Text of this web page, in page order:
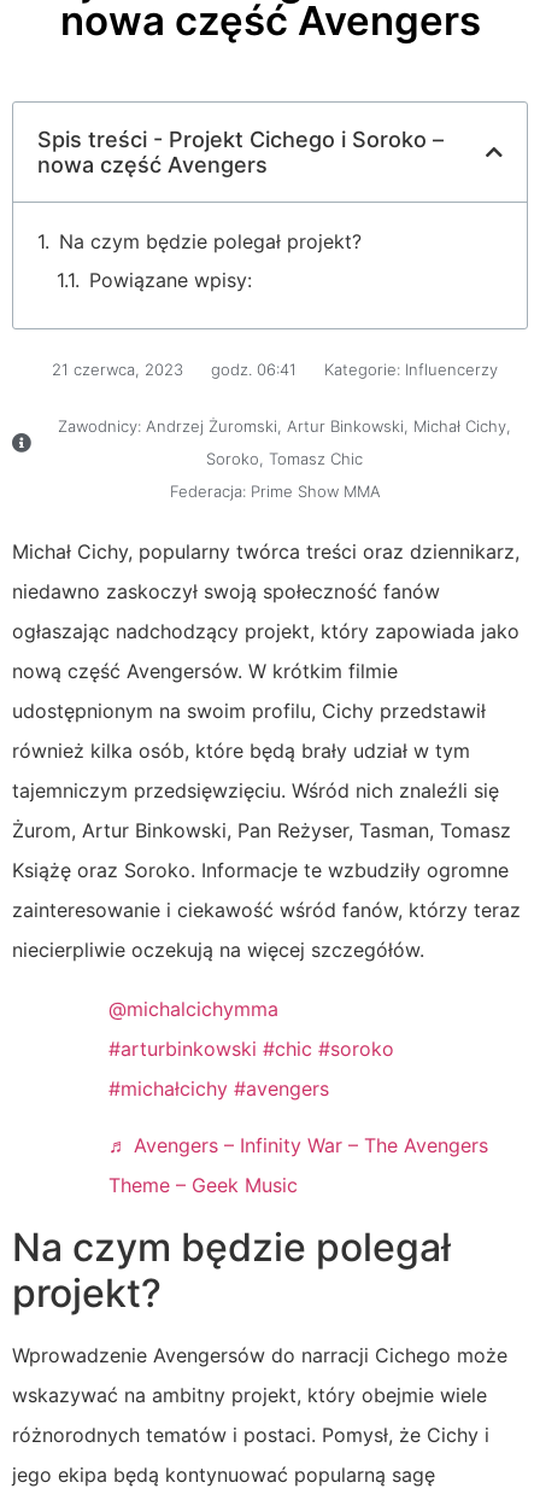
nowa część Avengers
Spis treści - Projekt Cichego i Soroko –
nowa część Avengers
Na czym będzie polegał projekt?
Powiązane wpisy:
21 czerwca, 2023 godz. 06:41 Kategorie: Influencerzy
Zawodnicy: Andrzej Żuromski Artur Binkowski Michał Cichy
Soroko Tomasz Chic
Federacja: Prime Show MMA
Michał Cichy, popularny twórca treści oraz dziennikarz,
niedawno zaskoczył swoją społeczność fanów
ogłaszając nadchodzący projekt, który zapowiada jako
nową część Avengersów. W krótkim filmie
udostępnionym na swoim profilu, Cichy przedstawił
również kilka osób, które będą brały udział w tym
tajemniczym przedsięwzięciu. Wśród nich znaleźli się
Żurom, Artur Binkowski, Pan Reżyser, Tasman, Tomasz
Książę oraz Soroko. Informacje te wzbudziły ogromne
zainteresowanie i ciekawość wśród fanów, którzy teraz
niecierpliwie oczekują na więcej szczegółów.
@michalcichymma
#arturbinkowski #chic #soroko
#michałcichy #avengers
♬ Avengers – Infinity War – The Avengers
Theme – Geek Music
Na czym będzie polegał
projekt?
Wprowadzenie Avengersów do narracji Cichego może
wskazywać na ambitny projekt, który obejmie wiele
różnorodnych tematów i postaci. Pomysł, że Cichy i
jego ekipa będą kontynuować popularną sagę